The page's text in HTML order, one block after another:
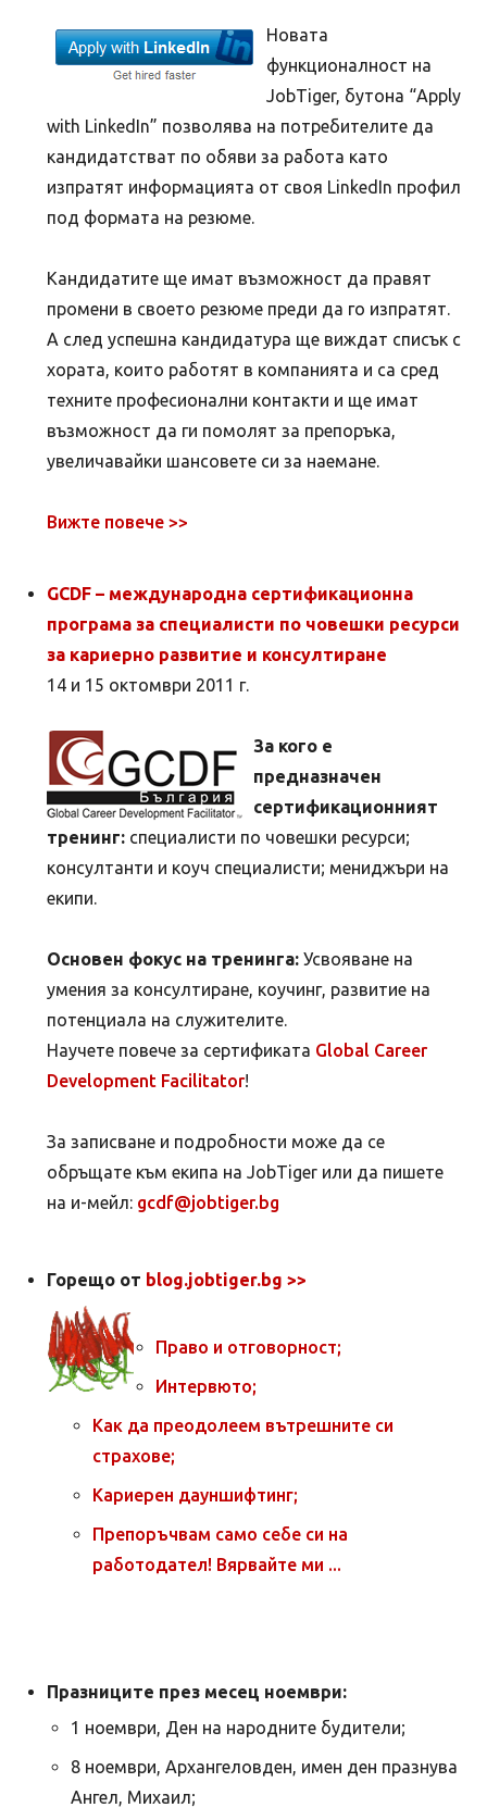
Новата
функционалност на
JobTiger, бутона “Apply
with LinkedIn” позволява на потребителите да
кандидатстват по обяви за работа като
изпратят информацията от своя LinkedIn профил
под формата на резюме.
Кандидатите ще имат възможност да правят
промени в своето резюме преди да го изпратят.
А след успешна кандидатура ще виждат списък с
хората, които работят в компанията и са сред
техните професионални контакти и ще имат
възможност да ги помолят за препоръка,
увеличавайки шансовете си за наемане.
Вижте повече >>
GCDF – международна сертификационна
програма за специалисти по човешки ресурси
за кариерно развитие и консултиране
14 и 15 октомври 2011 г.
За кого е
предназначен
сертификационният
тренинг: специалисти по човешки ресурси;
консултанти и коуч специалисти; мениджъри на
екипи.
Основен фокус на тренинга: Усвояване на
умения за консултиране, коучинг, развитие на
потенциала на служителите.
Научете повече за сертификата Global Career
Development Facilitator!
За записване и подробности може да се
обръщате към екипа на JobTiger или да пишете
на и-мейл: gcdf@jobtiger.bg
Горещо от blog.jobtiger.bg >>
Право и отговорност;
Интервюто;
Как да преодолеем вътрешните си
страхове;
Кариерен дауншифтинг;
Препоръчвам само себе си на
работодател! Вярвайте ми ...
Празниците през месец ноември:
1 ноември, Ден на народните будители;
8 ноември, Архангеловден, имен ден празнува
Ангел, Михаил;